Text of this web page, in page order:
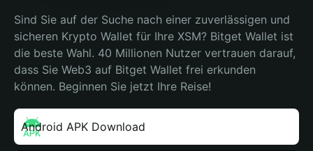
Sind Sie auf der Suche nach einer zuverlässigen und
sicheren Krypto Wallet für Ihre XSM? Bitget Wallet ist
die beste Wahl. 40 Millionen Nutzer vertrauen darauf,
dass Sie Web3 auf Bitget Wallet frei erkunden
können. Beginnen Sie jetzt Ihre Reise!
Android APK Download